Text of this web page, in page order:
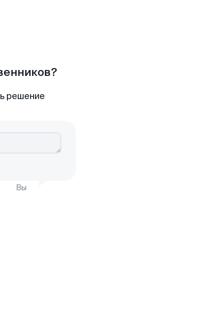
решение
Вы